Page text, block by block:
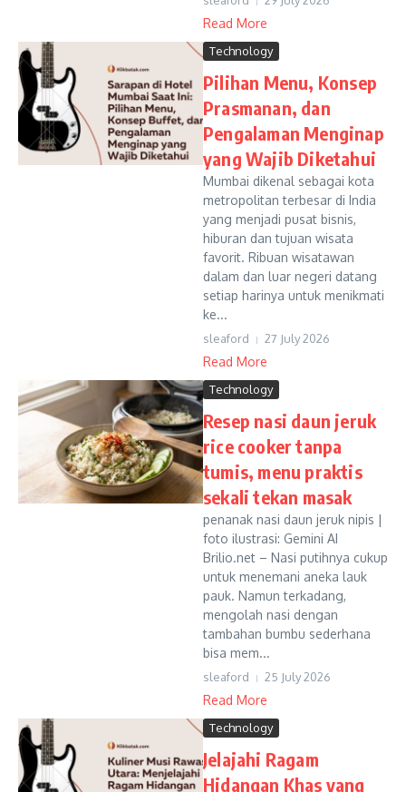
Read More
Technology
Pilihan Menu, Konsep
Prasmanan, dan
Pengalaman Menginap
yang Wajib Diketahui
Mumbai dikenal sebagai kota
metropolitan terbesar di India
yang menjadi pusat bisnis,
hiburan dan tujuan wisata
favorit. Ribuan wisatawan
dalam dan luar negeri datang
setiap harinya untuk menikmati
ke...
sleaford 27 July 2026
Read More
Technology
Resep nasi daun jeruk
rice cooker tanpa
tumis, menu praktis
sekali tekan masak
penanak nasi daun jeruk nipis |
foto ilustrasi: Gemini AI
Brilio.net – Nasi putihnya cukup
untuk menemani aneka lauk
pauk. Namun terkadang,
mengolah nasi dengan
tambahan bumbu sederhana
bisa mem...
sleaford 25 July 2026
Read More
Technology
Jelajahi Ragam
Hidangan Khas yang